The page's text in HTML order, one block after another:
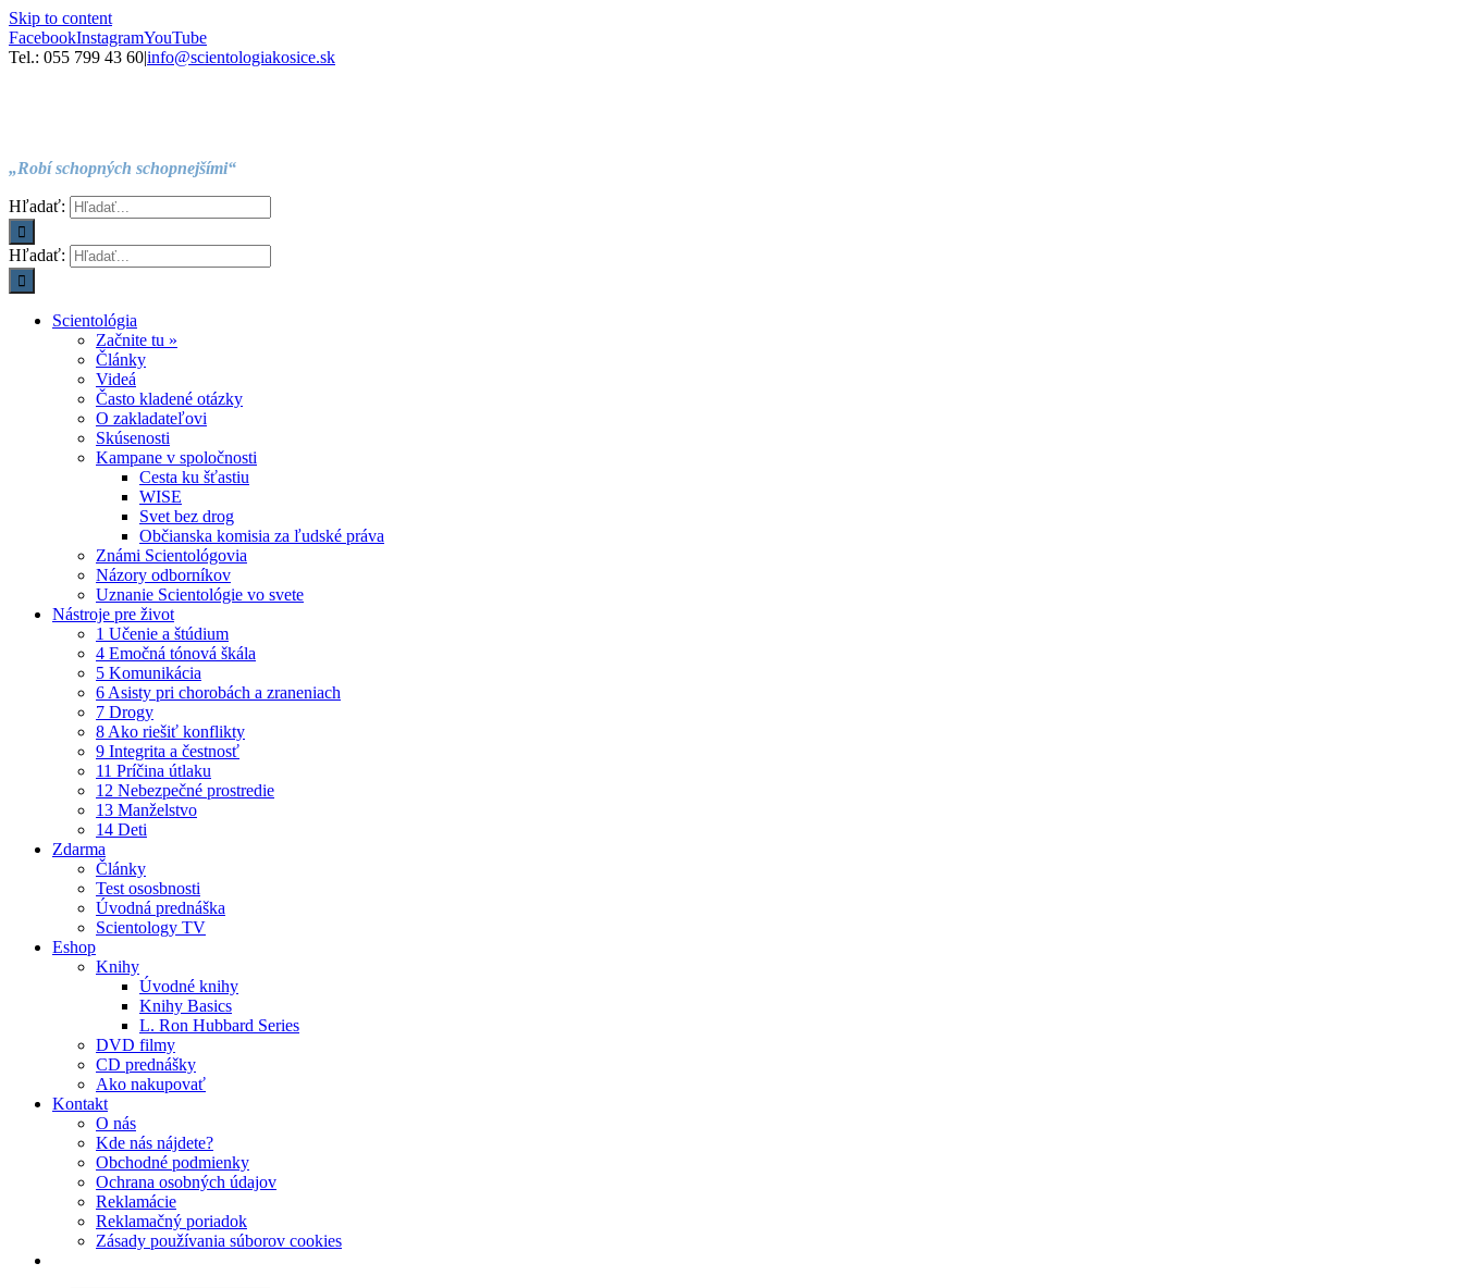
Skip to content
FacebookInstagramYouTube
Tel.: 055 799 43 60|info@scientologiakosice.sk
„Robí schopných schopnejšími“
Hľadať:
Hľadať:
Scientológia
Začnite tu »
Články
Videá
Často kladené otázky
O zakladateľovi
Skúsenosti
Kampane v spoločnosti
Cesta ku šťastiu
WISE
Svet bez drog
Občianska komisia za ľudské práva
Známi Scientológovia
Názory odborníkov
Uznanie Scientológie vo svete
Nástroje pre život
1 Učenie a štúdium
4 Emočná tónová škála
5 Komunikácia
6 Asisty pri chorobách a zraneniach
7 Drogy
8 Ako riešiť konflikty
9 Integrita a čestnosť
11 Príčina útlaku
12 Nebezpečné prostredie
13 Manželstvo
14 Deti
Zdarma
Články
Test ososbnosti
Úvodná prednáška
Scientology TV
Eshop
Knihy
Úvodné knihy
Knihy Basics
L. Ron Hubbard Series
DVD filmy
CD prednášky
Ako nakupovať
Kontakt
O nás
Kde nás nájdete?
Obchodné podmienky
Ochrana osobných údajov
Reklamácie
Reklamačný poriadok
Zásady používania súborov cookies